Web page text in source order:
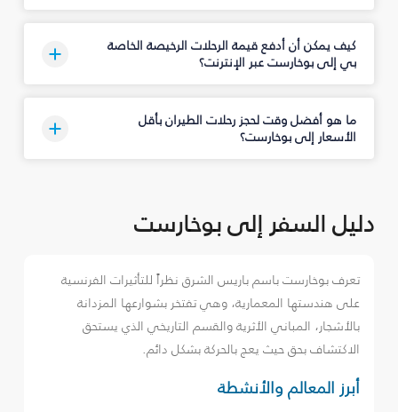
كيف يمكن أن أدفع قيمة الرحلات الرخيصة الخاصة
بي إلى بوخارست عبر الإنترنت؟
ما هو أفضل وقت لحجز رحلات الطيران بأقل
الأسعار إلى بوخارست؟
دليل السفر إلى بوخارست
تعرف بوخارست باسم باريس الشرق نظراً للتأثيرات الفرنسية
على هندستها المعمارية، وهي تفتخر بشوارعها المزدانة
بالأشجار، المباني الأثرية والقسم التاريخي الذي يستحق
الاكتشاف بحق حيث يعج بالحركة بشكل دائم.
أبرز المعالم والأنشطة